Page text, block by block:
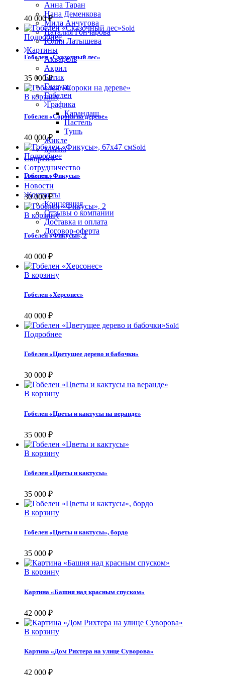
Анна Таран
Нана Деменкова
Мила Анчугова
Наталия Гончарова
Юлия Латышева
Картины
Акварель
Акрил
Батик
Глазурь
Гобелен
Графика
Карандаш
Пастель
Тушь
Жикле
Масло
СоврИск
Сотрудничество
Ивенты
Новости
Контакты
Концепция
Отзывы о компании
Доставка и оплата
Договор-оферта
40 000₽
Sold
Подробнее
Гобелен «Сказочный лес»
35 000₽
В корзину
Гобелен «Сороки на дереве»
40 000₽
Sold
Подробнее
Гобелен «Фикусы»
30 000₽
В корзину
Гобелен «Фикусы», 2
40 000 ₽
В корзину
Гобелен «Херсонес»
40 000 ₽
Sold
Подробнее
Гобелен «Цветущее дерево и бабочки»
30 000 ₽
В корзину
Гобелен «Цветы и кактусы на веранде»
35 000 ₽
В корзину
Гобелен «Цветы и кактусы»
35 000 ₽
В корзину
Гобелен «Цветы и кактусы», бордо
35 000 ₽
В корзину
Картина «Башня над красным спуском»
42 000 ₽
В корзину
Картина «Дом Рихтера на улице Суворова»
42 000 ₽